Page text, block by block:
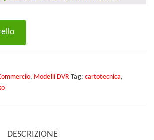
, Modelli DVR Tag: cartotecnica,
DESCRIZIONE